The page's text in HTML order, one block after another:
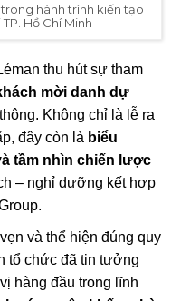
hành trình kiến tạo
Hồ Chí Minh
thu hút sự tham
mời danh dự
Không chỉ là lễ ra
đây còn là biểu
tầm nhìn chiến lược
– nghỉ dưỡng kết hợp
và thể hiện đúng quy
tổ chức đã tin tưởng
hàng đầu trong lĩnh